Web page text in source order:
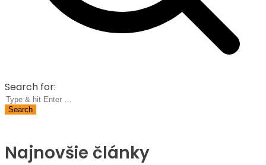
Search for:
Najnovšie články